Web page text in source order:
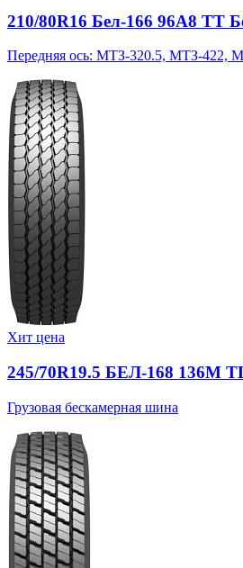
210/80R16 Бел-166 96A8 TT
Передняя ось: МТЗ-320.5, МТЗ-422,
Хит цена
245/70R19.5 БЕЛ-168 136M
Грузовая бескамерная шина